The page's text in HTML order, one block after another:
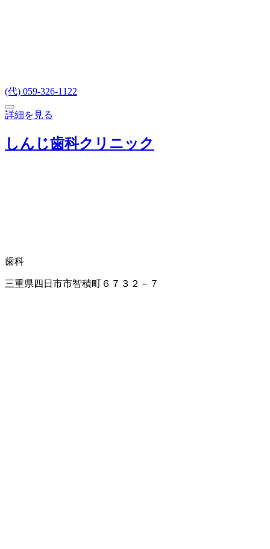
(代) 059-326-1122
詳細を見る
しんじ歯科クリニック
歯科
三重県四日市市智積町６７３２－７